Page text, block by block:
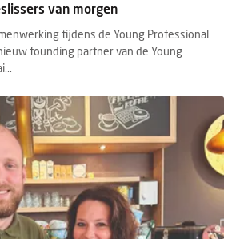
van morgen
tijdens de Young Professional
founding partner van de Young